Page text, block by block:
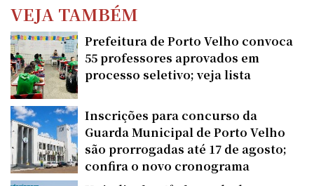
VEJA TAMBÉM
Prefeitura de Porto Velho convoca
55 professores aprovados em
processo seletivo; veja lista
Inscrições para concurso da
Guarda Municipal de Porto Velho
são prorrogadas até 17 de agosto;
confira o novo cronograma